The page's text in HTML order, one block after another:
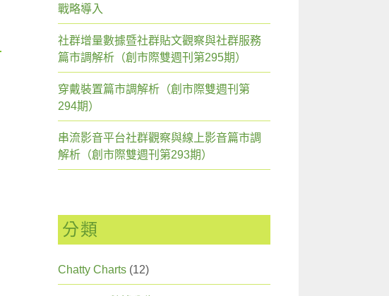
戰略導入
社群增量數據暨社群貼文觀察與社群服務
篇市調解析（創市際雙週刊第295期）
穿戴裝置篇市調解析（創市際雙週刊第
294期）
串流影音平台社群觀察與線上影音篇市調
解析（創市際雙週刊第293期）
分類
Chatty Charts (12)